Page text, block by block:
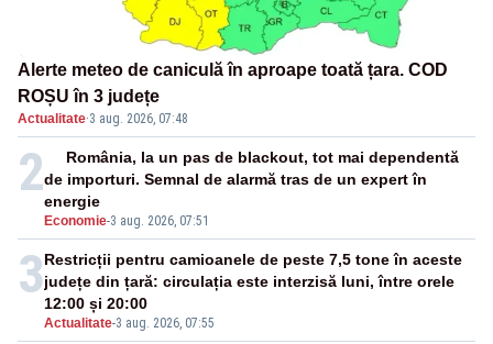
Alerte meteo de caniculă în aproape toată țara. COD
ROȘU în 3 județe
Actualitate·3 aug. 2026, 07:48
2
Economie-3 aug. 2026, 07:51
România, la un pas de blackout, tot mai dependentă
de importuri. Semnal de alarmă tras de un expert în
energie
3
Actualitate-3 aug. 2026, 07:55
Restricții pentru camioanele de peste 7,5 tone în aceste
județe din țară: circulația este interzisă luni, între orele
12:00 și 20:00